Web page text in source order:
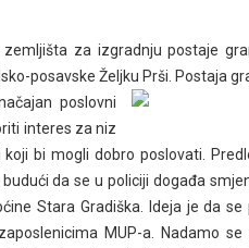
za izgradnju postaje
posavske Željku Prši. Postaja
poslovni
interes za niz
bi mogli dobro poslovati.
da se u policiji događa
Stara Gradiška. Ideja je da se
MUP-a. Nadamo